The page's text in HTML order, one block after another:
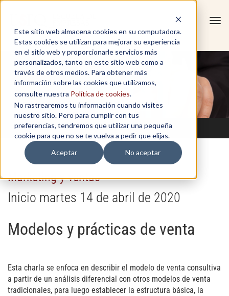
Este sitio web almacena cookies en su computadora.
Estas cookies se utilizan para mejorar su experiencia
en el sitio web y proporcionarle servicios más
personalizados, tanto en este sitio web como a
través de otros medios. Para obtener más
información sobre las cookies que utilizamos,
consulte nuestra Política de cookies.
No rastrearemos tu información cuando visites
nuestro sitio. Pero para cumplir con tus
preferencias, tendremos que utilizar una pequeña
cookie para que no se te vuelva a pedir que elijas.
Aceptar
No aceptar
Marketing y ventas
Inicio martes 14 de abril de 2020
Modelos y prácticas de venta
Esta charla se enfoca en describir el modelo de venta consultiva
a partir de un análisis diferencial con otros modelos de venta
tradicionales, para luego establecer la estructura básica, la